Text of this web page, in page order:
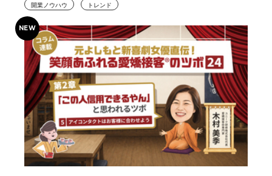
開業ノウハウ トレンド